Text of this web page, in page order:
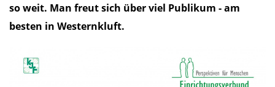
so weit. Man freut sich über viel Publikum - am
besten in Westernkluft.